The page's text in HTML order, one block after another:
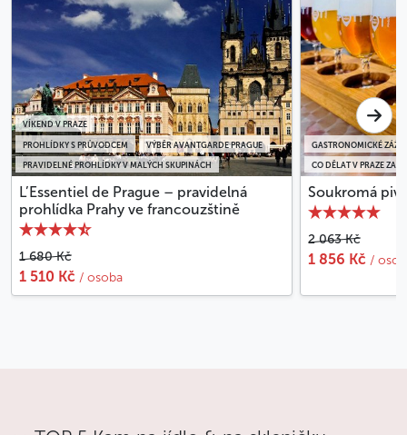
PRAVIDELNÉ PROHLÍDKY V MALÝCH SKUPINÁCH
PROHLÍDKY S PRŮVODCEM VÝBĚR AVANTGARDE PRAGUE
VÍKEND V PRAZE
L’Essentiel de Prague – pravidelná
prohlídka Prahy ve francouzštině
1 680 Kč
1 510 Kč / osoba
CO DĚLAT V PRAZE ZA
GASTRONOMICKÉ
Soukromá
2 063 Kč
1 856 Kč /